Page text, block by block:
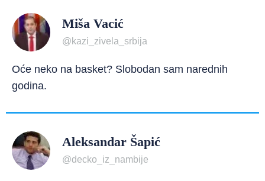
Miša Vacić
@kazi_zivela_srbija
Oće neko na basket? Slobodan sam narednih
godina.
Aleksandar Šapić
@decko_iz_nambije